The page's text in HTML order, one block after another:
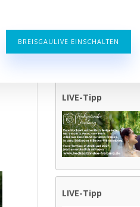
BREISGAULIVE EINSCHALTEN
LIVE-Tipp
LIVE-Tipp